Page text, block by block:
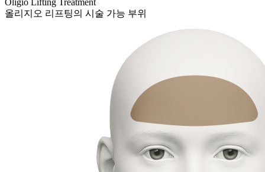
Oligio Lifting Treatment
올리지오 리프팅의 시술 가능 부위